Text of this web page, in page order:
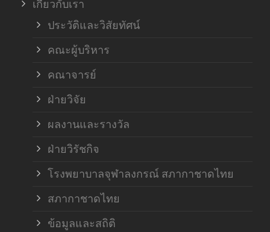
เกี่ยวกับเรา
ประวัติและวิสัยทัศน์
คณะผู้บริหาร
คณาจารย์
ฝ่ายวิจัย
ผลงานและรางวัล
ฝ่ายวิรัชกิจ
โรงพยาบาลจุฬาลงกรณ์ สภากาชาดไทย
สภากาชาดไทย
ข้อมูลและสถิติ